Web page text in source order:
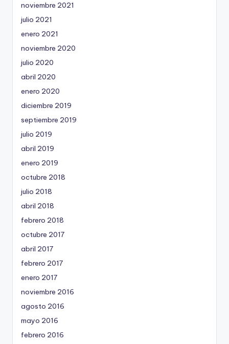
noviembre 2021
julio 2021
enero 2021
noviembre 2020
julio 2020
abril 2020
enero 2020
diciembre 2019
septiembre 2019
julio 2019
abril 2019
enero 2019
octubre 2018
julio 2018
abril 2018
febrero 2018
octubre 2017
abril 2017
febrero 2017
enero 2017
noviembre 2016
agosto 2016
mayo 2016
febrero 2016